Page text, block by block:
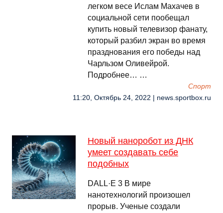
легком весе Ислам Махачев в
социальной сети пообещал
купить новый телевизор фанату,
который разбил экран во время
празднования его победы над
Чарльзом Оливейрой.
Подробнее… …
Спорт
11:20, Октябрь 24, 2022 | news.sportbox.ru
Новый наноробот из ДНК
умеет создавать себе
подобных
DALL·E 3 В мире
нанотехнологий произошел
прорыв. Ученые создали